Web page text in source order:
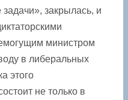
закрылась, и
министром
в либеральных
этого
не только в